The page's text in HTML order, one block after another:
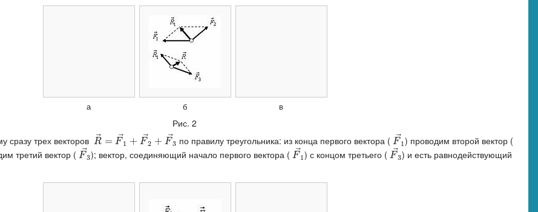
а б в
Рис. 2
сразу трех векторов R⃗ = F⃗1 + F⃗2 + F ⃗3
R→= F→ 1+ F→2+F→3 по правилу треугольника: из конца первого вектора ( F⃗1
F→1
) проводим второй вектор (
третий вектор ( F ⃗
3
F→3
); вектор, соединяющий начало первого вектора ( F ⃗1
F→1
) с концом третьего ( F ⃗
3
F→3
) и есть равнодействующий